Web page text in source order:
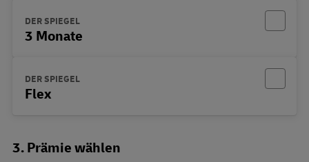
DER SPIEGEL
3 Monate
DER SPIEGEL
Flex
3. Prämie wählen